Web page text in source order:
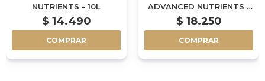
NUTRIENTS - 10L
$ 14.490
COMPRAR
ADVANCED NUTRIENTS -
10L
$ 18.250
COMPRAR